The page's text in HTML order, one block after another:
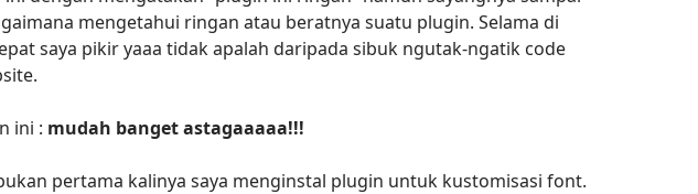
mengetahui ringan atau beratnya suatu plugin. Selama di
saya pikir yaaa tidak apalah daripada sibuk ngutak-ngatik code
ini : mudah banget astagaaaaa!!!
pertama kalinya saya menginstal plugin untuk kustomisasi font.